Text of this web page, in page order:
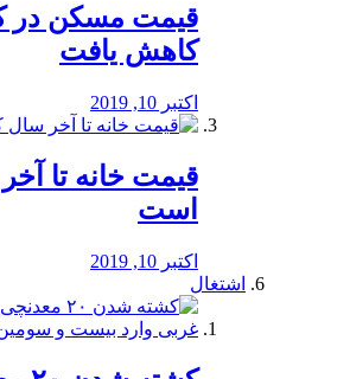
کاهش یافت
اکتبر 10, 2019
قیمت خانه تا
است
اکتبر 10, 2019
اشتغال